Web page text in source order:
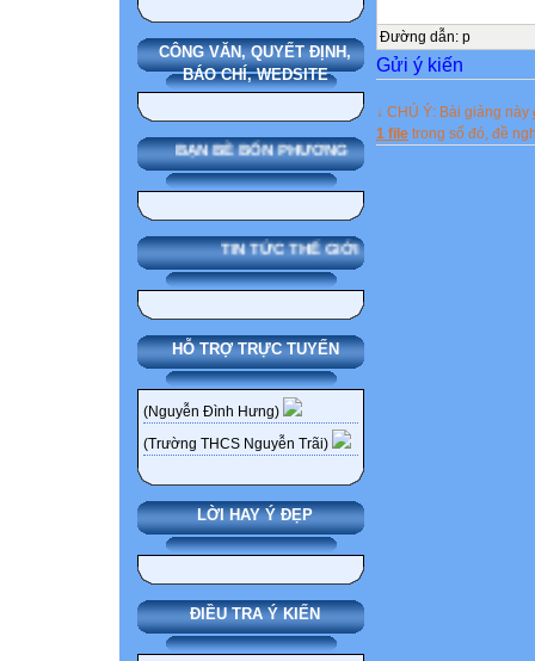
CÔNG VĂN, QUYẾT ĐỊNH,
BÁO CHÍ, WEDSITE
BẠN BÈ BỐN PHƯƠNG
TIN TỨC THẾ GIỚI
HỖ TRỢ TRỰC TUYẾN
(Nguyễn Đình Hưng)
(Trường THCS Nguyễn Trãi)
LỜI HAY Ý ĐẸP
ĐIỀU TRA Ý KIẾN
- Next: dùng
Đường dẫn: p
Gửi ý kiến
↓ CHÚ Ý: Bài giảng này
1 file trong số đó, đề